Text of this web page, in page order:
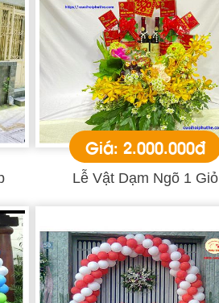
Giá: 2.000.000đ
Lễ Vật Dạm Ngõ 1 Giỏ